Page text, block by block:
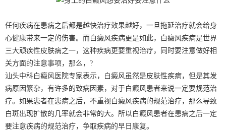
任何疾病在患病之后都是越快治疗效果越好，一旦拖延治疗就会给身
心健康带来一定的伤害。而白癜风疾病更是如此，白癜风疾病是世界
三大顽疾性皮肤病之一，这种疾病更要重视治疗，同时要注意做好相
关方面的注意事项，那么，?
汕头中科白癜风医院专家表示，白癜风虽然是皮肤性疾病，但是其发
病原因繁杂，有许多的致病因素，对于白癜风患者来说一定要规范治
疗。如果患者在患病之后，不重视白癜风疾病的规范治疗，那么导致
白斑出现扩散的几率就会非常的大。所以白癜风患者在患病之后一定
要注意疾病的规范治疗，争取疾病的早日康复。